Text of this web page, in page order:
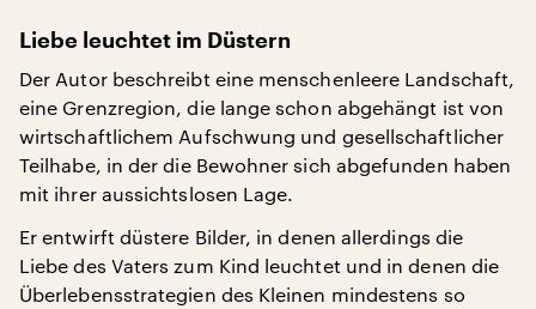
Liebe leuchtet im Düstern
Der Autor beschreibt eine menschenleere Landschaft,
eine Grenzregion, die lange schon abgehängt ist von
wirtschaftlichem Aufschwung und gesellschaftlicher
Teilhabe, in der die Bewohner sich abgefunden haben
mit ihrer aussichtslosen Lage.
Er entwirft düstere Bilder, in denen allerdings die
Liebe des Vaters zum Kind leuchtet und in denen die
Überlebensstrategien des Kleinen mindestens so